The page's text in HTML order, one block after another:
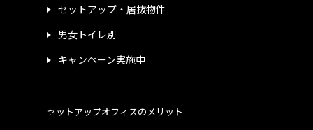
セットアップ・居抜物件
男女トイレ別
キャンペーン実施中
セットアップオフィスのメリット